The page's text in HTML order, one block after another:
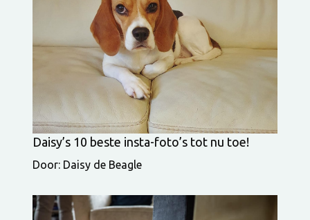
Daisy’s 10 beste insta-foto’s tot nu toe!
Door: Daisy de Beagle